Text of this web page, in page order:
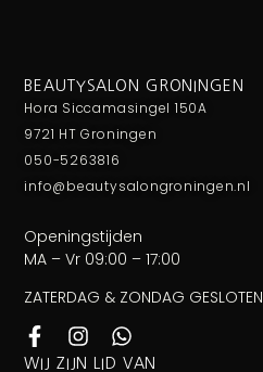
BEAUTYSALON GRONINGEN
Hora Siccamasingel 150A
9721 HT Groningen
050-5263816
info@beautysalongroningen.nl
Openingstijden
MA – Vr 09:00 – 17:00
ZATERDAG & ZONDAG GESLOTEN
WIJ ZIJN LID VAN